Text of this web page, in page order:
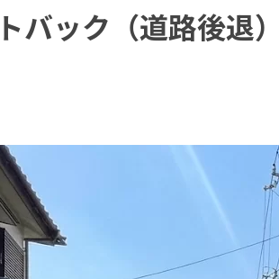
バック（道路後退